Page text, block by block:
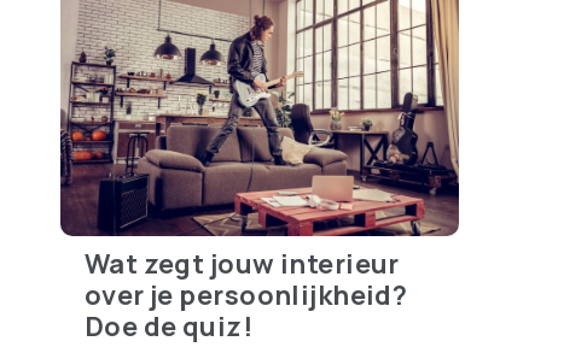
Wat zegt jouw interieur
over je persoonlijkheid?
Doe de quiz!